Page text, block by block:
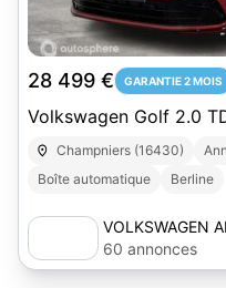
28 499 € GARANTIE 2 MOIS
Volkswagen Golf 2.0
Champniers (16430)
Boîte automatique
Berline
VOLKSWAGEN
AUTOSPHERE
60 annonces